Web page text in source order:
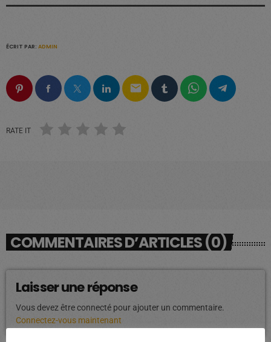
ÉCRIT PAR: ADMIN
email
RATE IT
COMMENTAIRES D’ARTICLES (0)
Laisser une réponse
Vous devez être connecté pour ajouter un commentaire.
Connectez-vous maintenant